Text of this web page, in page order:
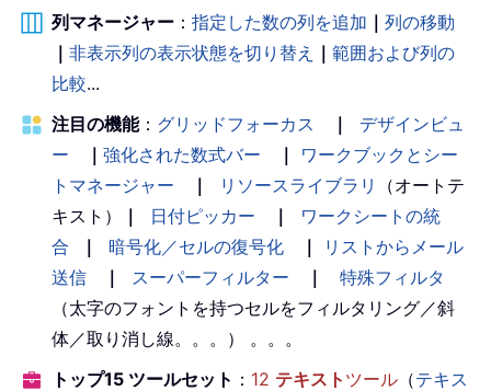
列マネージャー ： 指定した数の列を追加 ｜ 列の移動
｜ 非表示列の表示状態を切り替え ｜ 範囲および列の
比較...
注目の機能： グリッドフォーカス ｜
デザインビュ
ー
｜ 強化された数式バー ｜
ワークブックとシー
トマネージャー
｜ リソースライブラリ
（オートテ
キスト）
｜ 日付ピッカー ｜
ワークシートの統
合
｜ 暗号化／セルの復号化 ｜
リストからメール
送信
｜ スーパーフィルター ｜
特殊フィルタ
（太字のフォントを持つセルをフィルタリング／斜
体／取り消し線。。。） 。。。
トップ15 ツールセット ： 12 テキスト ツール （テキス